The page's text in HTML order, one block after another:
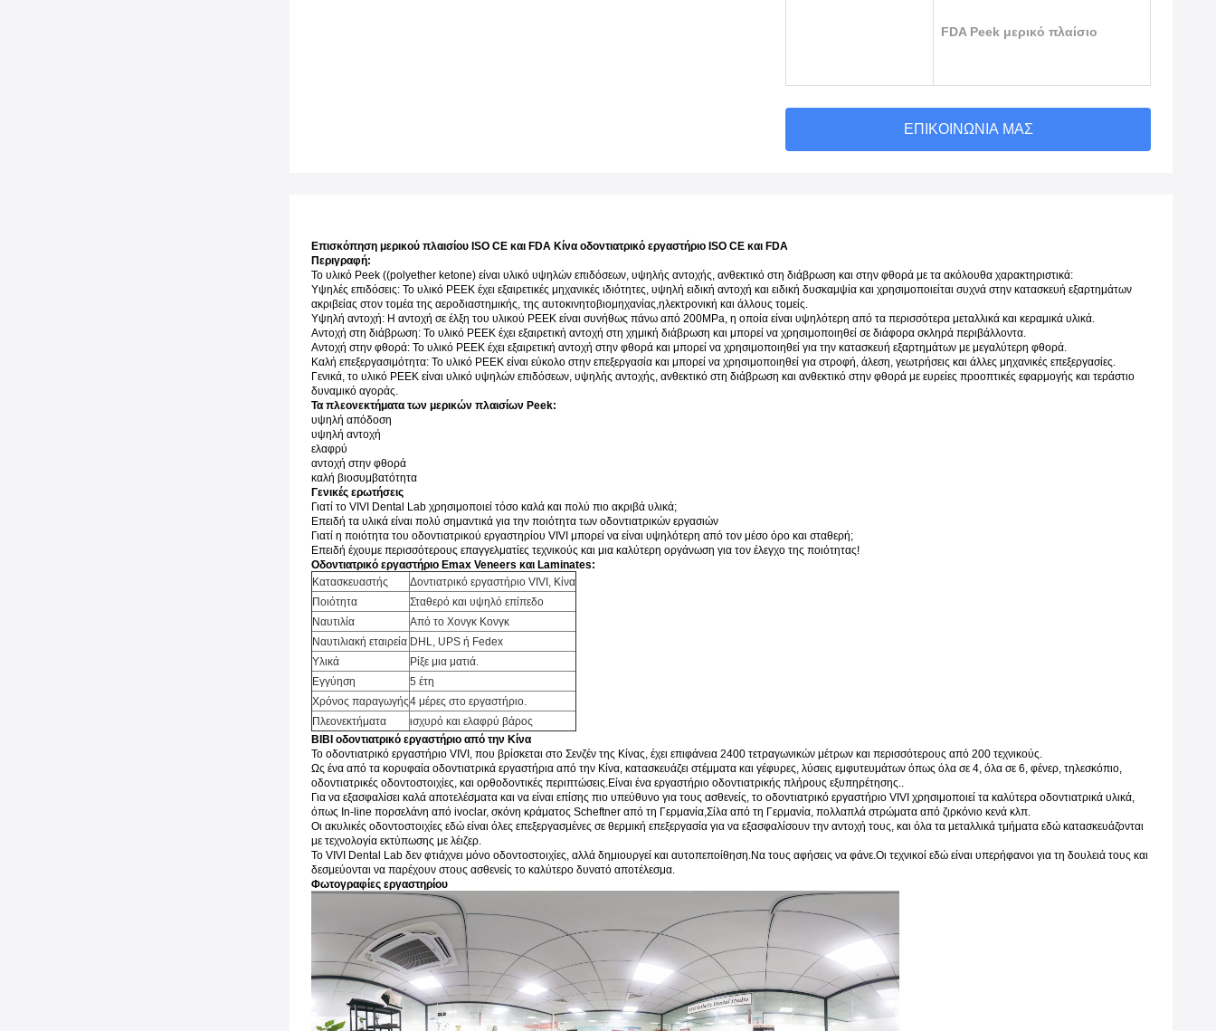
FDA Peek μερικό πλαίσιο
ΕΠΙΚΟΙΝΩΝΊΑ ΜΑΣ
Επισκόπηση μερικού πλαισίου ISO CE και FDA Κίνα οδοντιατρικό εργαστήριο ISO CE και FDA
Περιγραφή:
Το υλικό Peek ((polyether ketone) είναι υλικό υψηλών επιδόσεων, υψηλής αντοχής, ανθεκτικό στη διάβρωση και στην φθορά με τα ακόλουθα χαρακτηριστικά:
Υψηλές επιδόσεις: Το υλικό PEEK έχει εξαιρετικές μηχανικές ιδιότητες, υψηλή ειδική αντοχή και ειδική δυσκαμψία και χρησιμοποιείται συχνά στην κατασκευή εξαρτημάτων
ακριβείας στον τομέα της αεροδιαστημικής, της αυτοκινητοβιομηχανίας,ηλεκτρονική και άλλους τομείς.
Υψηλή αντοχή: Η αντοχή σε έλξη του υλικού PEEK είναι συνήθως πάνω από 200MPa, η οποία είναι υψηλότερη από τα περισσότερα μεταλλικά και κεραμικά υλικά.
Αντοχή στη διάβρωση: Το υλικό PEEK έχει εξαιρετική αντοχή στη χημική διάβρωση και μπορεί να χρησιμοποιηθεί σε διάφορα σκληρά περιβάλλοντα.
Αντοχή στην φθορά: Το υλικό PEEK έχει εξαιρετική αντοχή στην φθορά και μπορεί να χρησιμοποιηθεί για την κατασκευή εξαρτημάτων με μεγαλύτερη φθορά.
Καλή επεξεργασιμότητα: Το υλικό PEEK είναι εύκολο στην επεξεργασία και μπορεί να χρησιμοποιηθεί για στροφή, άλεση, γεωτρήσεις και άλλες μηχανικές επεξεργασίες.
Γενικά, το υλικό PEEK είναι υλικό υψηλών επιδόσεων, υψηλής αντοχής, ανθεκτικό στη διάβρωση και ανθεκτικό στην φθορά με ευρείες προοπτικές εφαρμογής και τεράστιο
δυναμικό αγοράς.
Τα πλεονεκτήματα των μερικών πλαισίων Peek:
υψηλή απόδοση
υψηλή αντοχή
ελαφρύ
αντοχή στην φθορά
καλή βιοσυμβατότητα
Γενικές ερωτήσεις
Γιατί το VIVI Dental Lab χρησιμοποιεί τόσο καλά και πολύ πιο ακριβά υλικά;
Επειδή τα υλικά είναι πολύ σημαντικά για την ποιότητα των οδοντιατρικών εργασιών
Γιατί η ποιότητα του οδοντιατρικού εργαστηρίου VIVI μπορεί να είναι υψηλότερη από τον μέσο όρο και σταθερή;
Επειδή έχουμε περισσότερους επαγγελματίες τεχνικούς και μια καλύτερη οργάνωση για τον έλεγχο της ποιότητας!
Οδοντιατρικό εργαστήριο Emax Veneers και Laminates:
Κατασκευαστής
Δοντιατρικό εργαστήριο VIVI, Κίνα
Ποιότητα
Σταθερό και υψηλό επίπεδο
Ναυτιλία
Από το Χονγκ Κονγκ
Ναυτιλιακή εταιρεία DHL, UPS ή Fedex
Υλικά
Ρίξε μια ματιά.
Εγγύηση
5 έτη
Χρόνος παραγωγής4 μέρες στο εργαστήριο.
Πλεονεκτήματα
ισχυρό και ελαφρύ βάρος
ΒΙΒΙ οδοντιατρικό εργαστήριο από την Κίνα
Το οδοντιατρικό εργαστήριο VIVI, που βρίσκεται στο Σενζέν της Κίνας, έχει επιφάνεια 2400 τετραγωνικών μέτρων και περισσότερους από 200 τεχνικούς.
Ως ένα από τα κορυφαία οδοντιατρικά εργαστήρια από την Κίνα, κατασκευάζει στέμματα και γέφυρες, λύσεις εμφυτευμάτων όπως όλα σε 4, όλα σε 6, φένερ, τηλεσκόπιο,
οδοντιατρικές οδοντοστοιχίες, και ορθοδοντικές περιπτώσεις.Είναι ένα εργαστήριο οδοντιατρικής πλήρους εξυπηρέτησης..
Για να εξασφαλίσει καλά αποτελέσματα και να είναι επίσης πιο υπεύθυνο για τους ασθενείς, το οδοντιατρικό εργαστήριο VIVI χρησιμοποιεί τα καλύτερα οδοντιατρικά υλικά,
όπως In-line πορσελάνη από ivoclar, σκόνη κράματος Scheftner από τη Γερμανία,Σίλα από τη Γερμανία, πολλαπλά στρώματα από ζιρκόνιο κενά κλπ.
Οι ακυλικές οδοντοστοιχίες εδώ είναι όλες επεξεργασμένες σε θερμική επεξεργασία για να εξασφαλίσουν την αντοχή τους, και όλα τα μεταλλικά τμήματα εδώ κατασκευάζονται
με τεχνολογία εκτύπωσης με λέιζερ.
Το VIVI Dental Lab δεν φτιάχνει μόνο οδοντοστοιχίες, αλλά δημιουργεί και αυτοπεποίθηση.Να τους αφήσεις να φάνε.Οι τεχνικοί εδώ είναι υπερήφανοι για τη δουλειά τους και
δεσμεύονται να παρέχουν στους ασθενείς το καλύτερο δυνατό αποτέλεσμα.
Φωτογραφίες εργαστηρίου